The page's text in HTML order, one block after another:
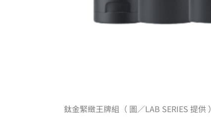
鈦金緊緻王牌組（ 圖／LAB SERIES 提供 ）